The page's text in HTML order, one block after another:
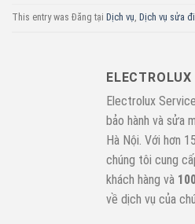
This entry was Đăng tại Dịch vụ, Dịch vụ sửa
ELECTROLUX
Electrolux
bảo hành và sửa
Hà Nội. Với hơn
chúng tôi cung
khách hàng và
về dịch vụ của